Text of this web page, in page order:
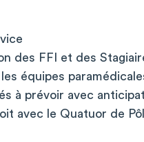
des FFI et des
équipes
à prévoir avec
avec le Quatuor de